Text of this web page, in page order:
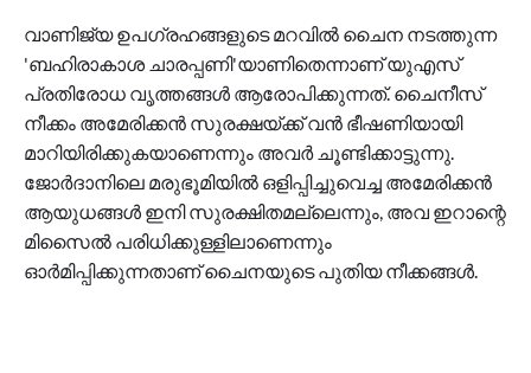
വാണിജ്യ ഉപഗ്രഹങ്ങളുടെ മറവില്‍ ചൈന നടത്തുന്ന
'ബഹിരാകാശ ചാരപ്പണി'യാണിതെന്നാണ് യുഎസ്
പ്രതിരോധ വൃത്തങ്ങള്‍ ആരോപിക്കുന്നത്. ചൈനീസ്
നീക്കം അമേരിക്കന്‍ സുരക്ഷയ്ക്ക് വന്‍ ഭീഷണിയായി
മാറിയിരിക്കുകയാണെന്നും അവര്‍ ചൂണ്ടിക്കാട്ടുന്നു.
ജോര്‍ദാനിലെ മരുഭൂമിയില്‍ ഒളിപ്പിച്ചുവെച്ച അമേരിക്കന്‍
ആയുധങ്ങള്‍ ഇനി സുരക്ഷിതമല്ലെന്നും, അവ ഇറാന്റെ
മിസൈല്‍ പരിധിക്കുള്ളിലാണെന്നും
ഓര്‍മിപ്പിക്കുന്നതാണ് ചൈനയുടെ പുതിയ നീക്കങ്ങള്‍.